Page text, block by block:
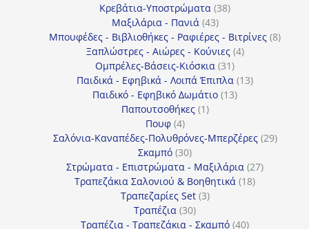
Κρεβάτια-Υποστρώματα 3838
Μαξιλάρια - Πανιά 4343
προϊόντα
Μπουφέδες - Βιβλιοθήκες - Ραφιέρες - Βιτρίνες 88
Ξαπλώστρες - Αιώρες - Κούνιες 44
Ομπρέλες-Βάσεις-Κιόσκια 3131
προϊόντα
Παιδικά - Εφηβικά - Λοιπά Έπιπλα 1313
Παιδικό - Εφηβικό Δωμάτιο 1313
Παπουτσοθήκες 11
Πουφ 44
προϊόντα
Σαλόνια-Καναπέδες-Πολυθρόνες-Μπερζέρες 2929
Σκαμπό 3030
προϊόντα
Στρώματα - Επιστρώματα - Μαξιλάρια 2727
Τραπεζάκια Σαλονιού & Βοηθητικά 1818
Τραπεζαρίες Set 33
Τραπέζια 3030
προϊόντα
Τραπέζια - Τραπεζάκια - Σκαμπό 4040